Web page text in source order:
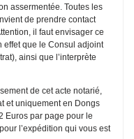
assermentée. Toutes les
de prendre contact
il faut envisager ce
effet que le Consul adjoint
ainsi que l’interprète
de cet acte notarié,
et uniquement en Dongs
Euros par page pour le
l’expédition qui vous est